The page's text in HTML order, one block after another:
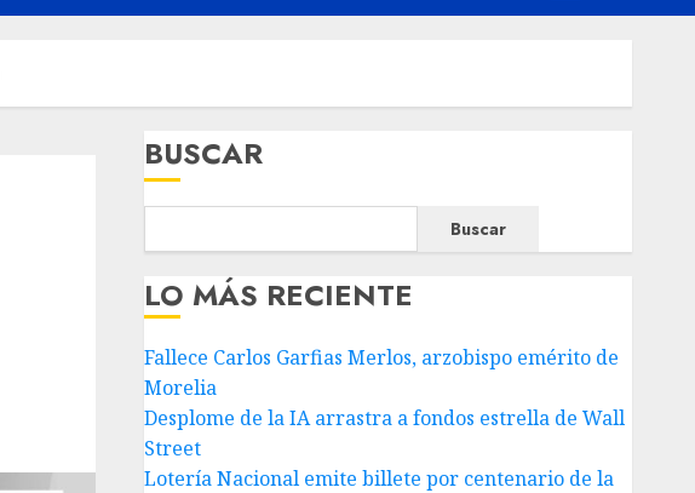
BUSCAR
Buscar
LO MÁS RECIENTE
Fallece Carlos Garfias Merlos, arzobispo emérito de
Morelia
Desplome de la IA arrastra a fondos estrella de Wall
Street
Lotería Nacional emite billete por centenario de la